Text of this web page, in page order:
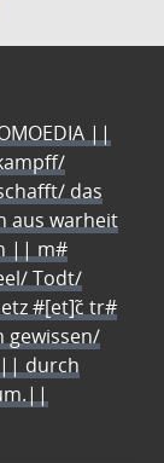
||
das
aus warheit
|| m#
Todt/
#[et]c̃ tr#
gewissen/
|| durch